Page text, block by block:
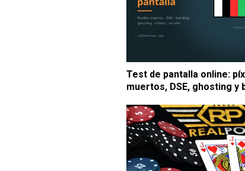
Test de pantalla online:
muertos, DSE, ghosting y